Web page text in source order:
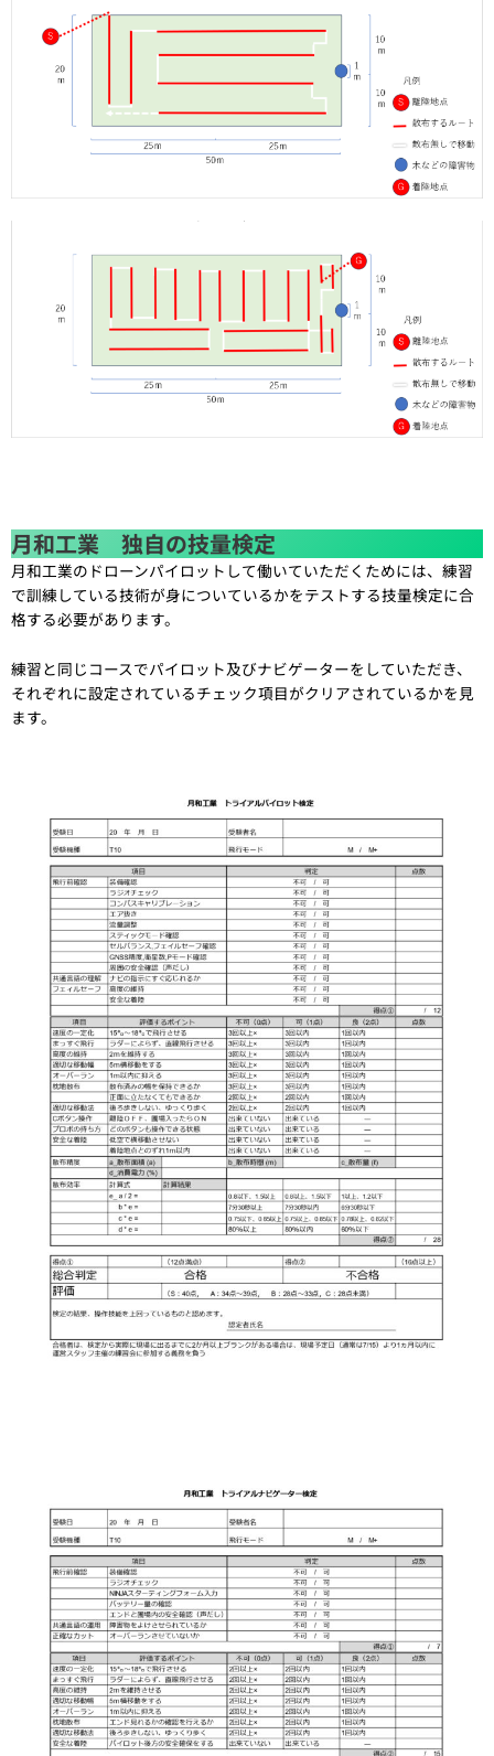
月和工業 独自の技量検定
月和工業のドローンパイロットして働いていただくためには、練習
で訓練している技術が身についているかをテストする技量検定に合
格する必要があります。
練習と同じコースでパイロット及びナビゲーターをしていただき、
それぞれに設定されているチェック項目がクリアされているかを見
ます。